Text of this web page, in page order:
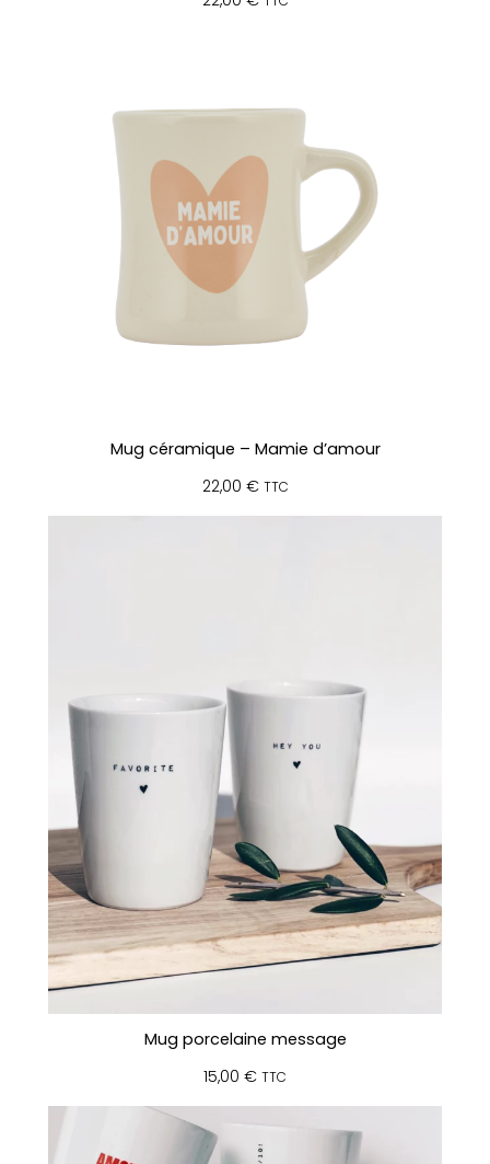
Mug céramique – Mamie d’amour
22,00 € TTC
Mug porcelaine message
15,00 € TTC